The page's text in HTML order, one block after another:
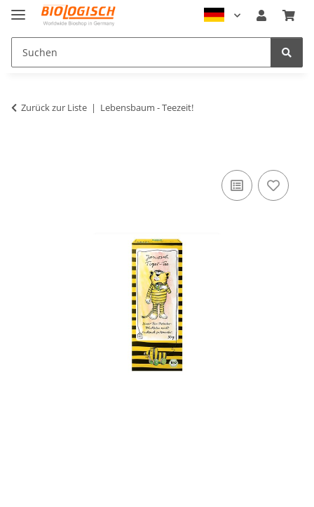
Zurück zur Liste Lebensbaum - Teezeit!